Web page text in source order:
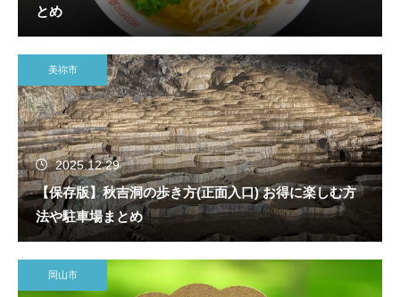
とめ
美祢市
2025.12.29
【保存版】秋吉洞の歩き方(正面入口) お得に楽しむ方
法や駐車場まとめ
岡山市